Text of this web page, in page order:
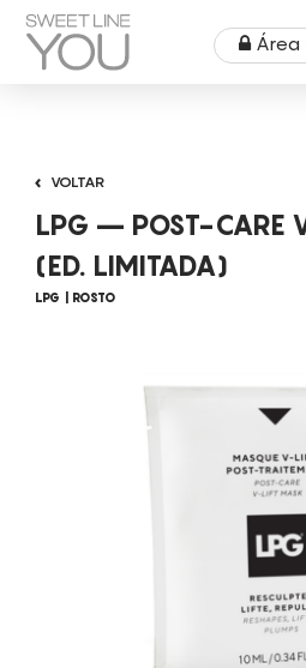
Área
PRODUTOS
COSMÉTICA
SPA
OUTLET
NOTÍCIAS &
ASSISTÊNCIA
VOLTAR
LPG – POST-CARE
(ED. LIMITADA)
LPG ROSTO